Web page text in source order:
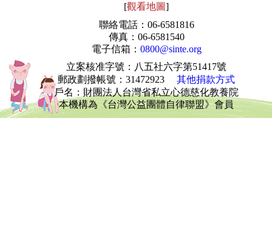
[觀看地圖]
聯絡電話：06-6581816
傳真：06-6581540
電子信箱： 0800@sinte.org
立案核准字號：八五社六字第51417號
郵政劃撥帳號 ：31472923 其他捐款方式
戶名：財團法人台灣省私立心德慈化教養院
本機構為《台灣公益團體自律聯盟》會員